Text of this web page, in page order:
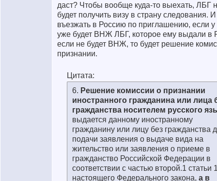
даст? Чтобы вообще куда-то выехать, ЛБГ
будет получить визу в страну следования.
въезжать в Россию по приглашению, если у
уже будет ВНЖ ЛБГ, которое ему выдали в
если не будет ВНЖ, то будет решение
признании.
Цитата:
6. Решение комиссии о признании
иностранного гражданина или лица
гражданства носителем русского
выдается данному иностранному
гражданину или лицу без гражданства
подачи заявления о выдаче вида на
жительство или заявления о приеме в
гражданство Российской Федерации в
соответствии с частью второй.1 статьи
настоящего Федерального закона, а в